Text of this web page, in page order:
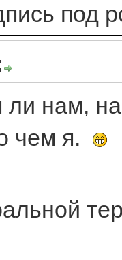
под
ли нам,
чем я.